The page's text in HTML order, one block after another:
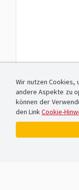
Wir nutzen Cookies,
andere Aspekte zu
können der
den LinkCookie-